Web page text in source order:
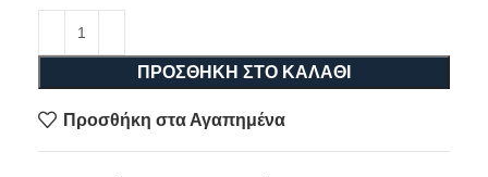
ΠΡΟΣΘΉΚΗ ΣΤΟ ΚΑΛΆΘΙ
Προσθήκη στα Αγαπημένα